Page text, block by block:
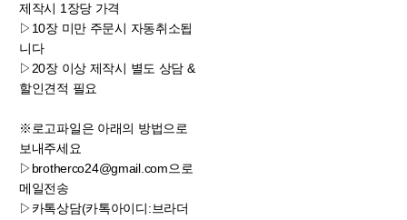
제작시 1장당 가격
▷10장 미만 주문시 자동취소됩
니다​​​​​​​
▷20장 이상 제작시 별도 상담 &
할인견적 필요
※로고파일은 아래의 방법으로
보내주세요
▷brotherco24@gmail.com으로
메일전송
▷카톡상담(카톡아이디:브라더